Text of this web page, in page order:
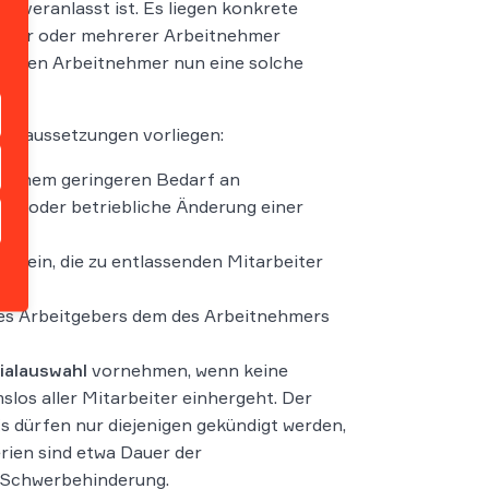
veranlasst ist. Es liegen konkrete
oder mehrerer Arbeitnehmer
Arbeitnehmer nun eine solche
vorliegen:
einem geringeren Bedarf an
oder betriebliche Änderung einer
sein, die zu entlassenden Mitarbeiter
Arbeitgebers dem des Arbeitnehmers
vornehmen, wenn keine
aller Mitarbeiter einhergeht. Der
nur diejenigen gekündigt werden,
sind etwa Dauer der